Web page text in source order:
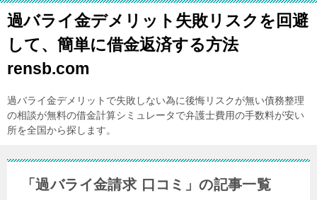
過バライ金デメリット失敗リスクを回避
して、簡単に借金返済する方法
rensb.com
過バライ金デメリットで失敗しない為に後悔リスクが無い債務整理
の相談が無料の借金計算シミュレータで弁護士費用の手数料が安い
所を全国から探します。
「過バライ金請求 口コミ」の記事一覧